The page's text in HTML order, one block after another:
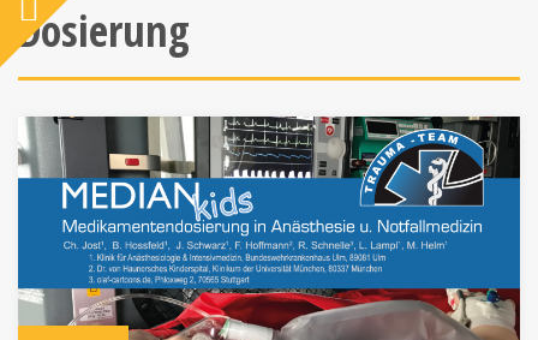
Dosierung